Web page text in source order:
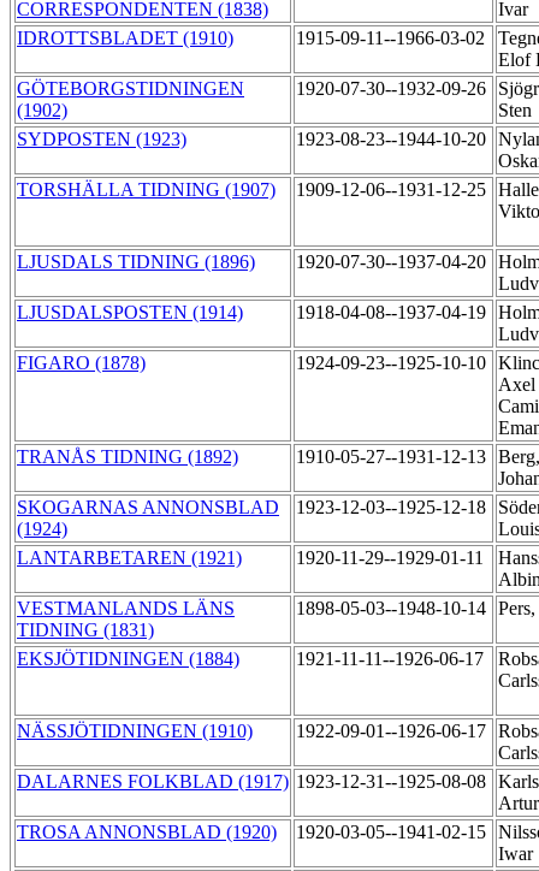
CORRESPONDENTEN (1838)
Ivar
IDROTTSBLADET (1910)
1915-09-11--1966-03-02
Elof
GÖTEBORGSTIDNINGEN
(1902)
1920-07-30--1932-09-26
Sten
SYDPOSTEN (1923)
1923-08-23--1944-10-20
TORSHÄLLA TIDNING (1907)
1909-12-06--1931-12-25
LJUSDALS TIDNING (1896) 1920-07-30--1937-04-20
LJUSDALSPOSTEN (1914)
1918-04-08--1937-04-19
FIGARO (1878)
1924-09-23--1925-10-10
Axel
TRANÅS TIDNING (1892)
1910-05-27--1931-12-13
SKOGARNAS ANNONSBLAD
(1924)
1923-12-03--1925-12-18
LANTARBETAREN (1921)
1920-11-29--1929-01-11
VESTMANLANDS LÄNS
TIDNING (1831)
1898-05-03--1948-10-14
EKSJÖTIDNINGEN (1884) 1921-11-11--1926-06-17
NÄSSJÖTIDNINGEN (1910) 1922-09-01--1926-06-17
DALARNES FOLKBLAD (1917) 1923-12-31--1925-08-08
TROSA ANNONSBLAD (1920)
1920-03-05--1941-02-15
Iwar